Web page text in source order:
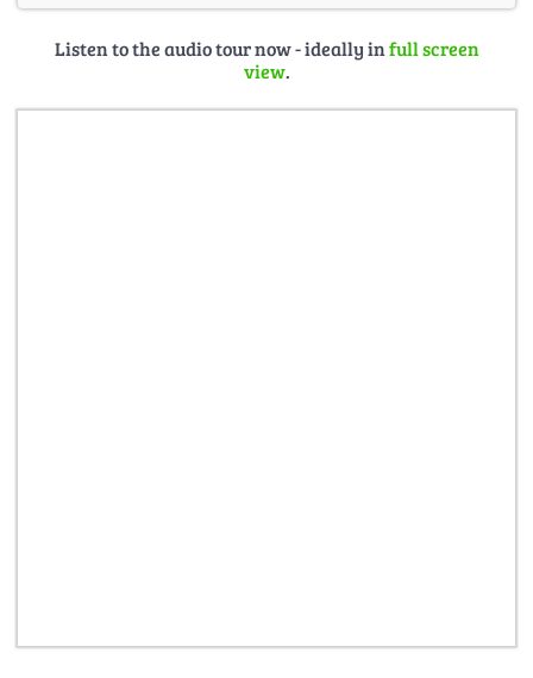
Listen to the audio tour now - ideally infull screen
view.